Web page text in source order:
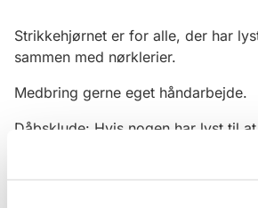
Strikkehjørnet er for alle, der har
sammen med nørklerier.
Medbring gerne eget håndarbejde.
Dåbsklude: Hvis nogen har lyst til
udleverer kirken garnet til